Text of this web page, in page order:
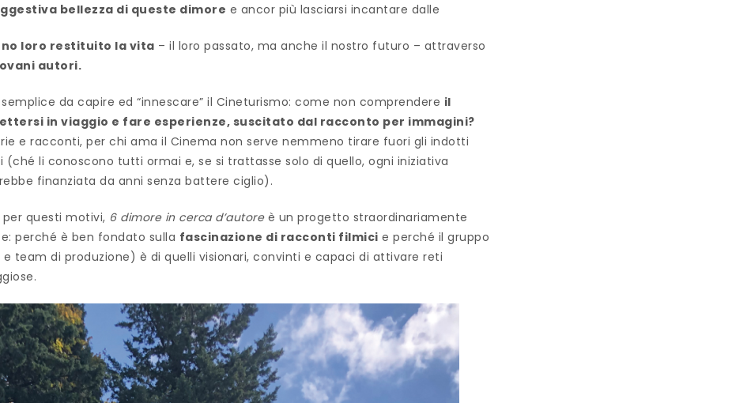
bellezza di queste dimore e ancor più lasciarsi incantare dalle
loro restituito la vita – il loro passato, ma anche il nostro futuro – attraverso
autori.
da capire ed “innescare” il Cineturismo: come non comprendere il
in viaggio e fare esperienze, suscitato dal racconto per immagini?
e racconti, per chi ama il Cinema non serve nemmeno tirare fuori gli indotti
li conoscono tutti ormai e, se si trattasse solo di quello, ogni iniziativa
finanziata da anni senza battere ciglio).
per questi motivi, 6 dimore in cerca d’autoreè un progetto straordinariamente
perché è ben fondato sulla fascinazione di racconti filmici e perché il gruppo
team di produzione) è di quelli visionari, convinti e capaci di attivare reti